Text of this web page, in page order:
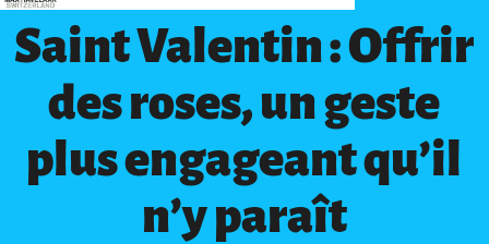
Saint Valentin : Offrir
des roses, un geste
plus engageant qu’il
n’y paraît